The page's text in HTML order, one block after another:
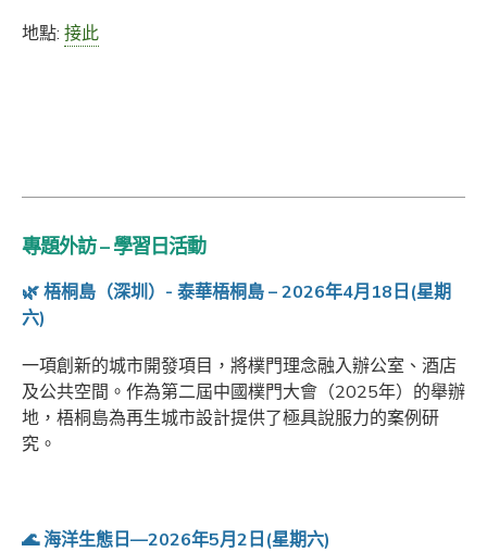
地點: 接此
專題外訪– 學習日活動
🌿梧桐島（深圳）- 泰華梧桐島 – 2026年4月18日(星期
六)
一項創新的城市開發項目，將樸門理念融入辦公室、酒店
及公共空間。作為第二屆中國樸門大會（2025年）的舉辦
地，梧桐島為再生城市設計提供了極具說服力的案例研
究。
🌊海洋生態日—2026年5月2日(星期六)